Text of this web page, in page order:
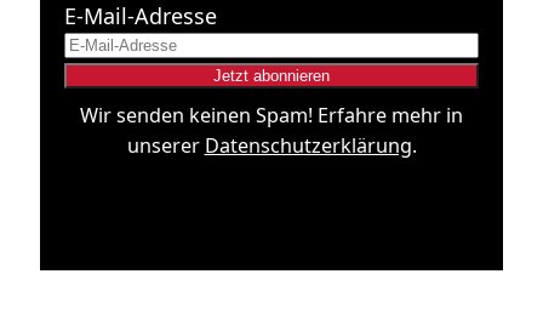
E-Mail-Adresse
Wir senden keinen Spam! Erfahre mehr in
unserer Datenschutzerklärung.